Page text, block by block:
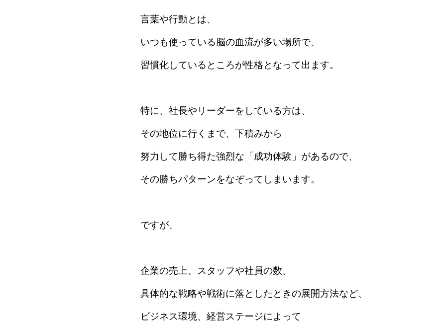
言葉や行動とは、
いつも使っている脳の血流が多い場所で、
習慣化しているところが性格となって出ます。
特に、社長やリーダーをしている方は、
その地位に行くまで、下積みから
努力して勝ち得た強烈な「成功体験」があるので、
その勝ちパターンをなぞってしまいます。
ですが、
企業の売上、スタッフや社員の数、
具体的な戦略や戦術に落としたときの展開方法など、
ビジネス環境、経営ステージによって